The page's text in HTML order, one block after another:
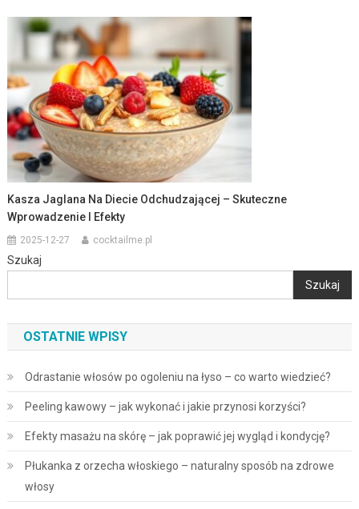
Kasza Jaglana Na Diecie Odchudzającej – Skuteczne
Wprowadzenie I Efekty
2025-12-27 cocktailme.pl
Szukaj
Szukaj
OSTATNIE WPISY
Odrastanie włosów po ogoleniu na łyso – co warto wiedzieć?
Peeling kawowy – jak wykonać i jakie przynosi korzyści?
Efekty masażu na skórę – jak poprawić jej wygląd i kondycję?
Płukanka z orzecha włoskiego – naturalny sposób na zdrowe
włosy